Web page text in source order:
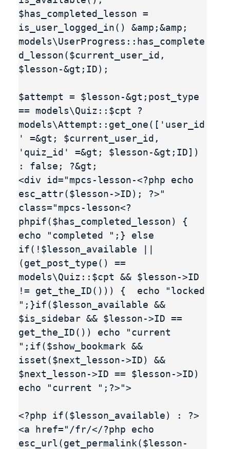
$has_completed_lesson =
is_user_logged_in() &amp;&amp;
models\UserProgress::has_complete
d_lesson($current_user_id,
$lesson-&gt;ID);
$attempt = $lesson-&gt;post_type
== models\Quiz::$cpt ?
models\Attempt::get_one(['user_id
' =&gt; $current_user_id,
'quiz_id' =&gt; $lesson-&gt;ID])
: false; ?&gt;
<div id="mpcs-lesson-<?php echo
esc_attr($lesson->ID); ?>"
class="mpcs-lesson<?
phpif($has_completed_lesson) {
echo "completed ";} else
if(!$lesson_available ||
(get_post_type() ==
models\Quiz::$cpt && $lesson->ID
!= get_the_ID())) {  echo "locked
";}if($lesson_available &&
$is_sidebar && $lesson->ID ==
get_the_ID()) echo "current
";if($show_bookmark &&
isset($next_lesson->ID) &&
$next_lesson->ID == $lesson->ID)
echo "current ";?>">
<?php if($lesson_available) : ?>
<a href="/fr/</?php echo
esc_url(get_permalink($lesson-